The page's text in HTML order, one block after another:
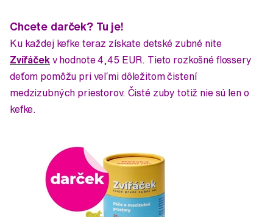
Chcete darček? Tu je!
Ku každej kefke teraz získate detské zubné nite
Zvířáčekv hodnote 4,45 EUR. Tieto rozkošné flossery
deťom pomôžu pri veľmi dôležitom čistení
medzizubných priestorov. Čisté zuby totiž nie sú len o
kefke.